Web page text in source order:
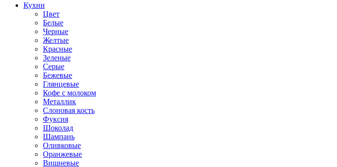
Кухни
Цвет
Белые
Черные
Желтые
Красные
Зеленые
Серые
Бежевые
Глянцевые
Кофе с молоком
Металлик
Слоновая кость
Фуксия
Шоколад
Шампань
Оливковые
Оранжевые
Вишневые